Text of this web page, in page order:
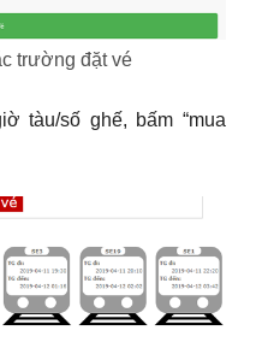
trường đặt vé
tàu/số ghế, bấm “mua